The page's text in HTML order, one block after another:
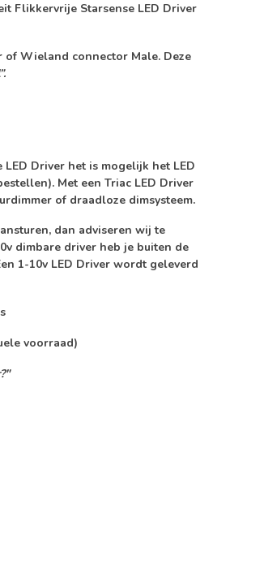
Flikkervrije Starsense LED Driver
of Wieland connector Male. Deze
LED Driver het is mogelijk het LED
Met een Triac LED Driver
of draadloze dimsysteem.
dan adviseren wij te
dimbare driver heb je buiten de
1-10v LED Driver wordt geleverd
voorraad)